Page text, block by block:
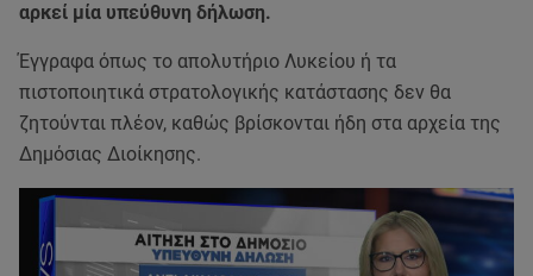
αρκεί μία υπεύθυνη δήλωση.
Έγγραφα όπως το απολυτήριο Λυκείου ή τα
πιστοποιητικά στρατολογικής κατάστασης δεν θα
ζητούνται πλέον, καθώς βρίσκονται ήδη στα αρχεία της
Δημόσιας Διοίκησης.